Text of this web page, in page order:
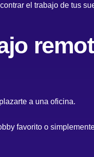
el trabajo de tus
a una oficina.
favorito o